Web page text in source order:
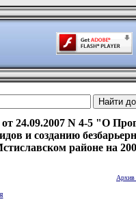
24.09.2007 N 4-5 "О
и созданию
районе на
Архив